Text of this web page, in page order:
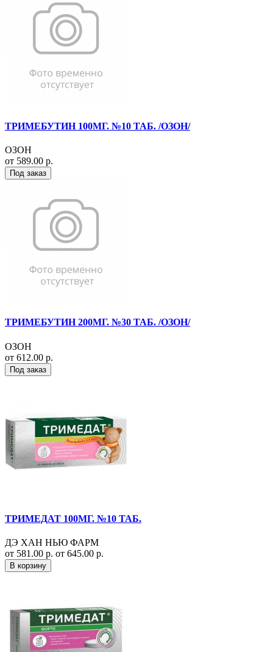
ТРИМЕБУТИН 100МГ. №10 ТАБ. /ОЗОН/
ОЗОН
от 589.00 р.
Под заказ
ТРИМЕБУТИН 200МГ. №30 ТАБ. /ОЗОН/
ОЗОН
от 612.00 р.
Под заказ
ТРИМЕДАТ 100МГ. №10 ТАБ.
ДЭ ХАН НЬЮ ФАРМ
от 581.00 р. от 645.00 р.
В корзину